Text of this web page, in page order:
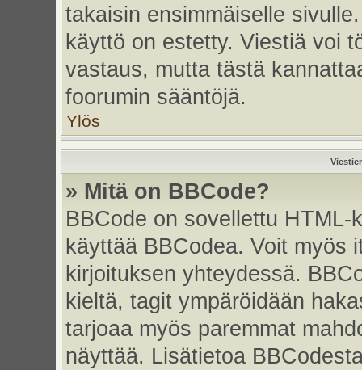
takaisin ensimmäiselle
käyttö on estetty. Viestiä voi
vastaus, mutta tästä
foorumin sääntöjä.
Ylös
» Mitä on BBCode?
BBCode on sovellettu
käyttää BBCodea. Voit myös
kirjoituksen yhteydessä.
kieltä, tagit ympäröidään
tarjoaa myös paremmat
näyttää. Lisätietoa